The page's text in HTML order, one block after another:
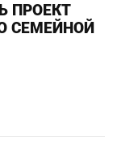
ПРОЕКТ
СЕМЕЙНОЙ